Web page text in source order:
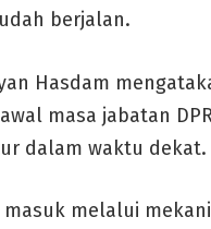
berjalan.
Hasdam
masa jabatan
dalam waktu dekat.
melalui